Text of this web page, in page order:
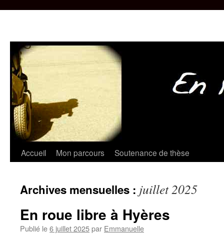
Aller
contenu
Accueil Mon parcours Soutenance de thèse
Archives mensuelles : juillet 2025
En roue libre à Hyères
Publié le6 juillet 2025par Emmanuelle